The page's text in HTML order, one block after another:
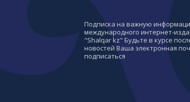
Подписка на важную
международного интернет-
"Shalqar kz" Будьте в курсе
новостей Ваша электронная
подписаться